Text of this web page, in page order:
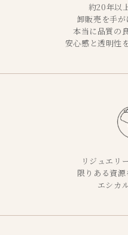
約20年以
卸販売を手
本当に品質の
安心感と透明性
リジュエリ
限りある資
エシカ